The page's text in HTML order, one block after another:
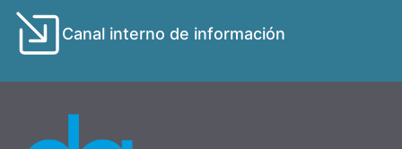
Canal interno de información